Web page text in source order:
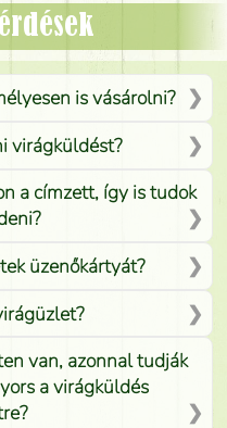
Mónika
is vásárolni?
virágküldést?
a címzett, így is tudok
üzenőkártyát?
van, azonnal tudják
a virágküldés